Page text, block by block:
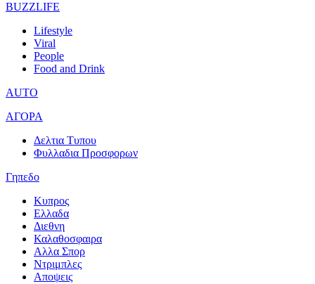
BUZZLIFE
Lifestyle
Viral
People
Food and Drink
AUTO
ΑΓΟΡΑ
Δελτια Τυπου
Φυλλαδια Προσφορων
Γηπεδο
Κυπρος
Ελλαδα
Διεθνη
Καλαθοσφαιρα
Αλλα Σπορ
Ντριμπλες
Αποψεις